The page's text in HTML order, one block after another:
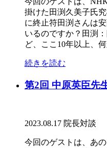
掛けた田渕久美子氏
に終止符田渕さんは
いるのですか？田渕
ど、ここ10年以上、
続きを読む
第2回 中原英臣先
2023.08.17 院長対談
今回のゲストは、あ